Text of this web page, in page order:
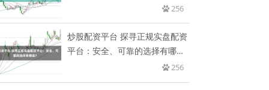
256
炒股配资平台 探寻正规实盘配资
平台：安全、可靠的选择有哪
256